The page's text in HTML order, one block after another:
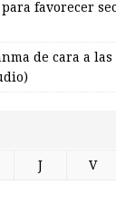
favorecer
de cara a las
J V